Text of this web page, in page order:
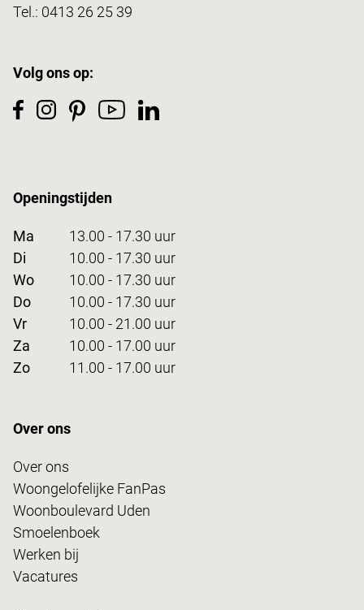
Tel.: 0413 26 25 39
Volg ons op:
Openingstijden
Ma
13.00 - 17.30 uur
Di
10.00 - 17.30 uur
Wo
10.00 - 17.30 uur
Do
10.00 - 17.30 uur
Vr
10.00 - 21.00 uur
Za
10.00 - 17.00 uur
Zo
11.00 - 17.00 uur
Over ons
Over ons
Woongelofelijke FanPas
Woonboulevard Uden
Smoelenboek
Werken bij
Vacatures